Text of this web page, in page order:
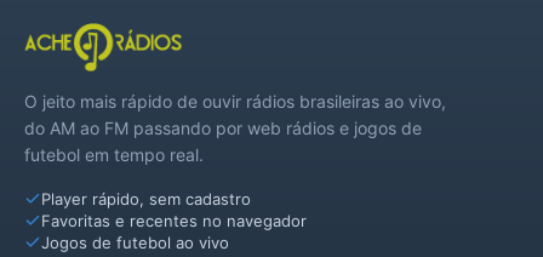
O jeito mais rápido de ouvir rádios brasileiras ao vivo,
do AM ao FM passando por web rádios e jogos de
futebol em tempo real.
Player rápido, sem cadastro
Favoritas e recentes no navegador
Jogos de futebol ao vivo